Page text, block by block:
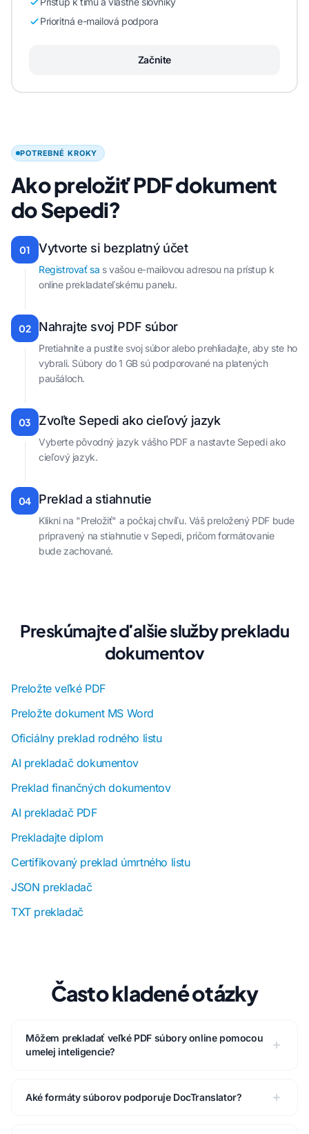
Prioritná e-mailová podpora
Začnite
POTREBNÉ KROKY
Ako preložiť PDF dokument
do Sepedi?
01 Vytvorte si bezplatný účet
Registrovať sa s vašou e-mailovou adresou na prístup k
online prekladateľskému panelu.
02 Nahrajte svoj PDF súbor
Pretiahnite a pustite svoj súbor alebo prehliadajte, aby ste ho
vybrali. Súbory do 1 GB sú podporované na platených
paušáloch.
03 Zvoľte Sepedi ako cieľový jazyk
Vyberte pôvodný jazyk vášho PDF a nastavte Sepedi ako
cieľový jazyk.
04 Preklad a stiahnutie
Klikni na "Preložiť" a počkaj chvíľu. Váš preložený PDF bude
pripravený na stiahnutie v Sepedi, pričom formátovanie
bude zachované.
Preskúmajte ďalšie služby prekladu
dokumentov
Preložte veľké PDF
Preložte dokument MS Word
Oficiálny preklad rodného listu
AI prekladač dokumentov
Preklad finančných dokumentov
AI prekladač PDF
Prekladajte diplom
Certifikovaný preklad úmrtného listu
JSON prekladač
TXT prekladač
Často kladené otázky
Môžem prekladať veľké PDF súbory online pomocou
umelej inteligencie?
Aké formáty súborov podporuje DocTranslator?